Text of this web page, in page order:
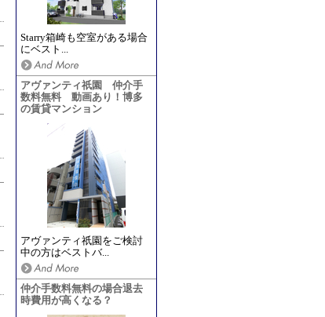
Starry箱崎も空室がある場合
にベスト...
アヴァンティ祇園 仲介手
数料無料 動画あり！博多
の賃貸マンション
アヴァンティ祇園をご検討
中の方はベストバ...
仲介手数料無料の場合退去
時費用が高くなる？